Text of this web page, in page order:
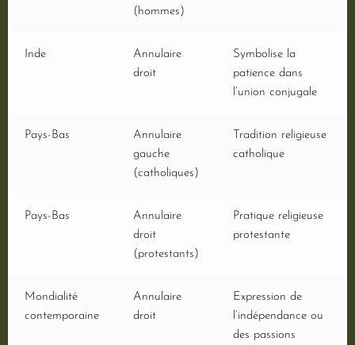
(hommes)
Inde
Annulaire
droit
Symbolise la
patience dans
l’union conjugale
Pays-Bas
Annulaire
gauche
(catholiques)
Tradition religieuse
catholique
Pays-Bas
Annulaire
droit
(protestants)
Pratique religieuse
protestante
Mondialité
contemporaine
Annulaire
droit
Expression de
l’indépendance ou
des passions